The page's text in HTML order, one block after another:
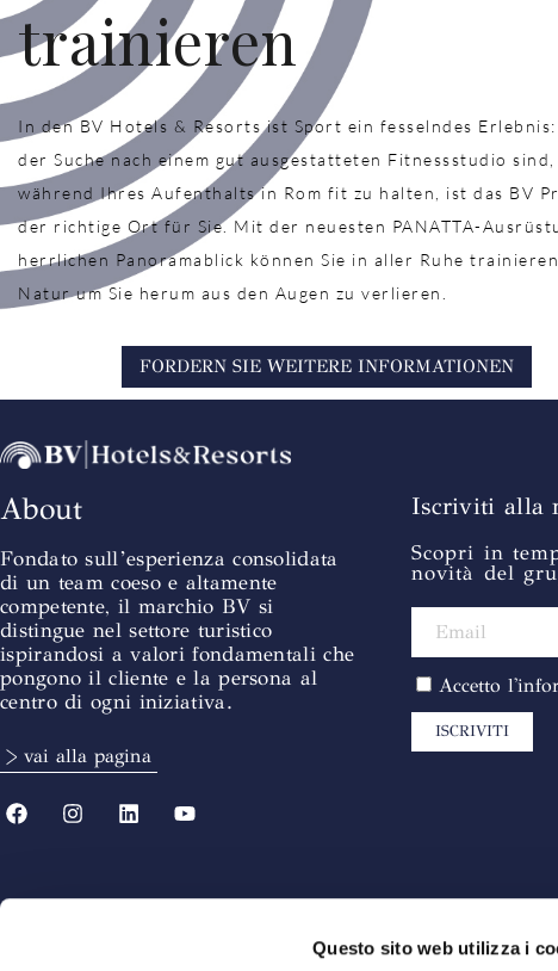
Questo sito web utilizza i
trainieren
In den BV Hotels & Resorts ist Sport ein fesselndes
der Suche nach einem gut ausgestatteten Fitnessstudio sind,
während Ihres Aufenthalts in Rom fit zu halten, ist das BV
der richtige Ort für Sie. Mit der neuesten PANATTA-
herrlichen Panoramablick können Sie in aller Ruhe
Natur um Sie herum aus den Augen zu verlieren.
FORDERN SIE WEITERE INFORMATIONEN
About
Fondato sull’esperienza consolidata
di un team coeso e altamente
competente, il marchio BV si
distingue nel settore turistico
ispirandosi a valori fondamentali che
pongono il cliente e la persona al
centro di ogni iniziativa.
> vai alla pagina
Iscriviti alla
Scopri in
novità del
Accetto
ISCRIVITI